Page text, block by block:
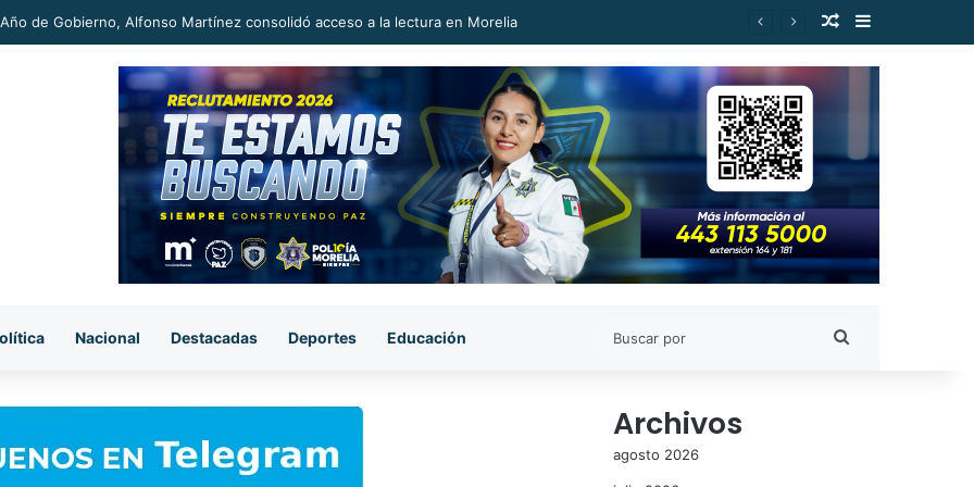
más de mil 500 elementos federales a Michoacán para reforzar seguridad de la región aguacatera Publicación al
Barra lateral
Nacional Destacadas Deportes Educación
Archivos
agosto 2026